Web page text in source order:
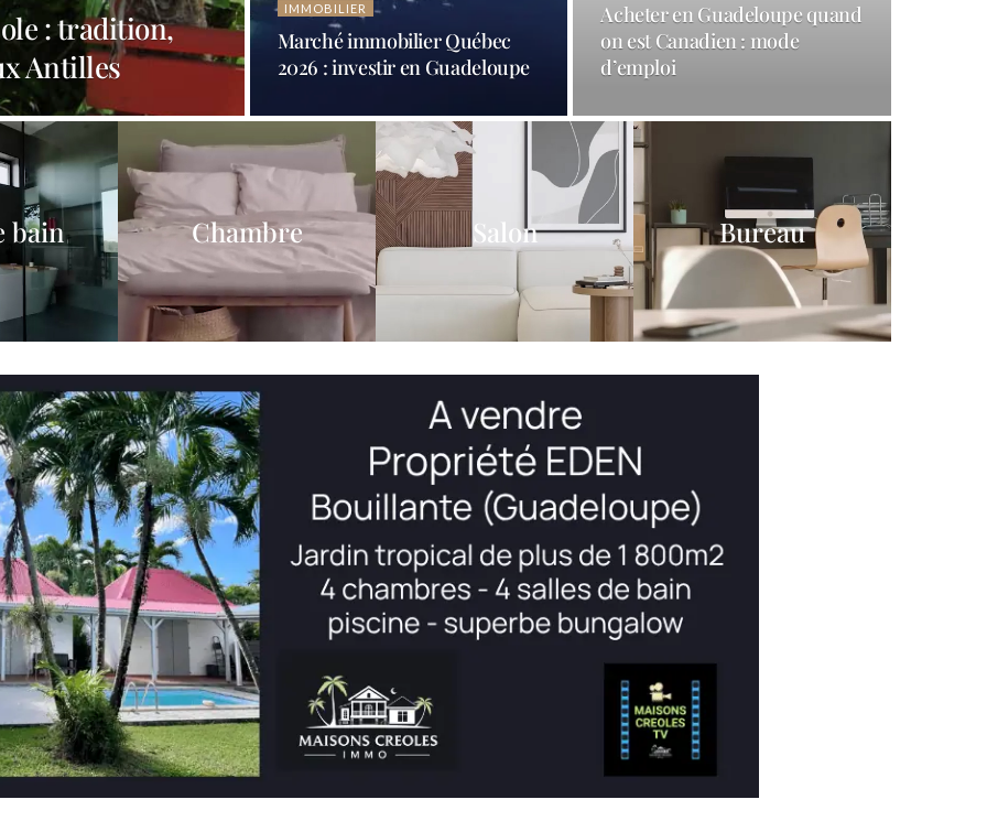
: tradition,
Antilles
IMMOBILIER
Marché immobilier Québec
2026 : investir en Guadeloupe
Acheter en Guadeloupe quand
on est Canadien : mode
d’emploi
bain Chambre Salon Bureau